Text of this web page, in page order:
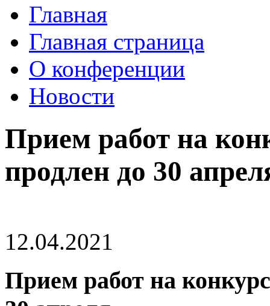
Главная
Главная страница
О конференции
Новости
Прием работ на
продлен до 30
12.04.2021
Прием работ на